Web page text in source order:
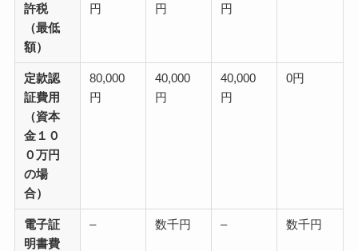
許税
（最低
額）
円
円
円
定款認
証費用
（資本
金１０
０万円
の場
合）
80,000
円
40,000
円
40,000
円
0円
電子証
明書費
– 数千円 – 数千円